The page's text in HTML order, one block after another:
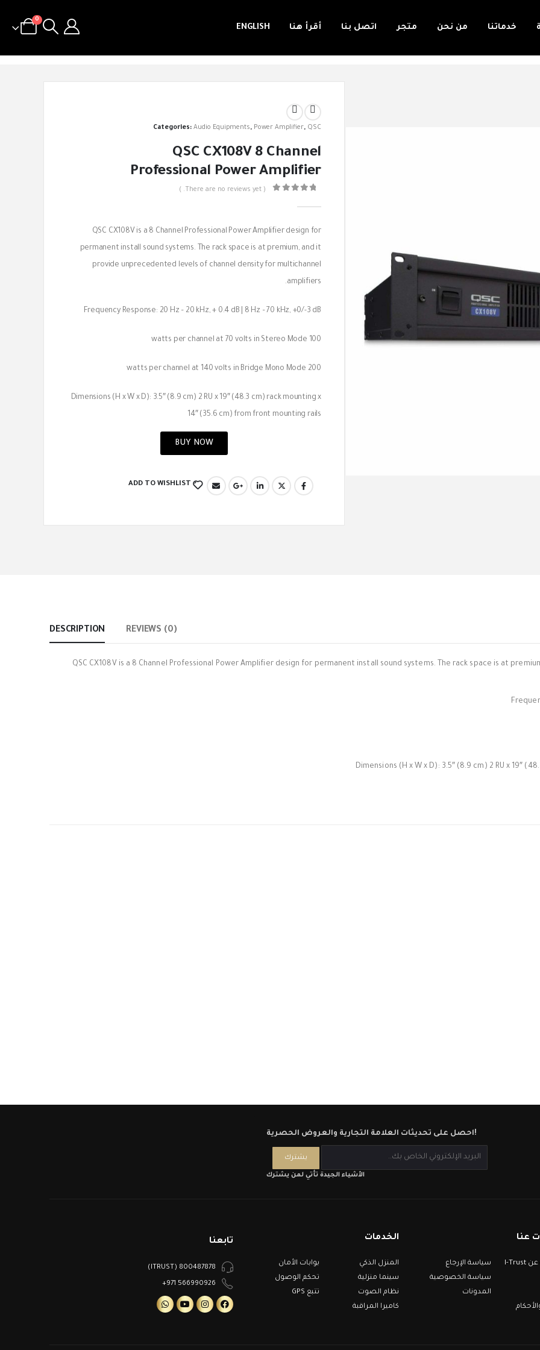
خدماتنا من نحن متجر اتصل بنا أقرأ هنا ENGLISH
0
Categories:Audio Equipments, Power Amplifier, QSC
QSC CX108V 8 Channel
Professional Power Amplifier
( There are no reviews yet. )
QSC CX108V is a 8 Channel Professional Power Amplifier design for
permanent install sound systems. The rack space is at premium, and it
provide unprecedented levels of channel density for multichannel
amplifiers.
Frequency Response: 20 Hz – 20 kHz, + 0.4 dB | 8 Hz – 70 kHz, +0/-3 dB
100 watts per channel at 70 volts in Stereo Mode
200 watts per channel at 140 volts in Bridge Mono Mode
Dimensions (H x W x D): 3.5″ (8.9 cm) 2 RU x 19″ (48.3 cm) rack mounting x
14″ (35.6 cm) from front mounting rails
BUY NOW
ADD TO WISHLIST
DESCRIPTION REVIEWS (0)
QSC CX108V is a 8 Channel Professional Power Amplifier design for permanent install sound systems. The rack space is at
Dimensions (H x W x D): 3.5″ (8.9 cm) 2 RU x 19″
احصل على تحديثات العلامة التجارية والعروض الحصرية!
الأشياء الجيدة تأتي لمن يشترك
عنا
معلومات عن I-Trust
سياسة الإرجاع
سياسة الخصوصية
المدونات
الخدمات
المنزل الذكي
سينما منزلية
نظام الصوت
كاميرا المراقبة
بوابات الأمان
تحكم الوصول
تتبع GPS
تابعنا
800487878 (ITRUST)
566990926 971+